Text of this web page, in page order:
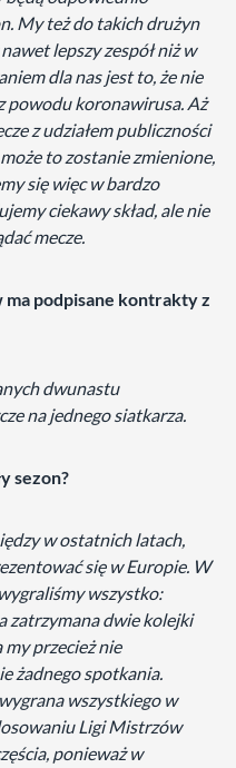
My też do takich drużyn
lepszy zespół niż w
dla nas jest to, że nie
powodu koronawirusa. Aż
z udziałem publiczności
to zostanie zmienione,
się więc w bardzo
ciekawy skład, ale nie
mecze.
podpisane kontrakty z
dwunastu
na jednego siatkarza.
sezon?
w ostatnich latach,
się w Europie. W
wszystko:
zatrzymana dwie kolejki
my przecież nie
żadnego spotkania.
wszystkiego w
Ligi Mistrzów
ponieważ w